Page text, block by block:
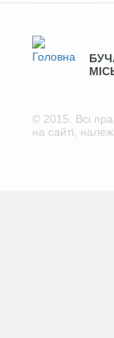
© 2015. Всі
на сайті,